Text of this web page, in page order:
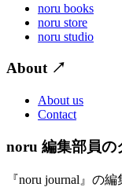
noru books
noru store
noru studio
About ↗
About us
Contact
noru 編集部員の
『noru journal』の